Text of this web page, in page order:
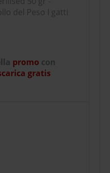
del Peso I gatti
promo con
gratis